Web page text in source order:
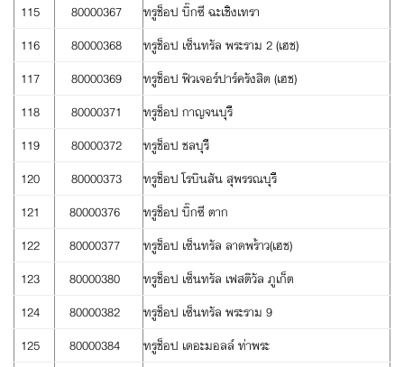
115
80000367
ทรูช็อป บิ๊กซี ฉะเชิงเทรา
116
80000368
ทรูช็อป เซ็นทรัล พระราม 2 (เฮช)
117
80000369
ทรูช็อป ฟิวเจอร์ปาร์ครังสิต (เฮช)
118
80000371
ทรูช็อป กาญจนบุรี
119
80000372
ทรูช็อป ชลบุรี
120
80000373
ทรูช็อป โรบินสัน สุพรรณบุรี
121
80000376
ทรูช็อป บิ๊กซี ตาก
122
80000377
ทรูช็อป เซ็นทรัล ลาดพร้าว(เฮช)
123
80000380
ทรูช็อป เซ็นทรัล เฟสติวัล ภูเก็ต
124
80000382
ทรูช็อป เซ็นทรัล พระราม 9
125
80000384
ทรูช็อป เดอะมอลล์ ท่าพระ